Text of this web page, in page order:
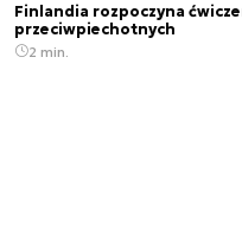
Finlandia rozpoczyna
przeciwpiechotnych
2 min.